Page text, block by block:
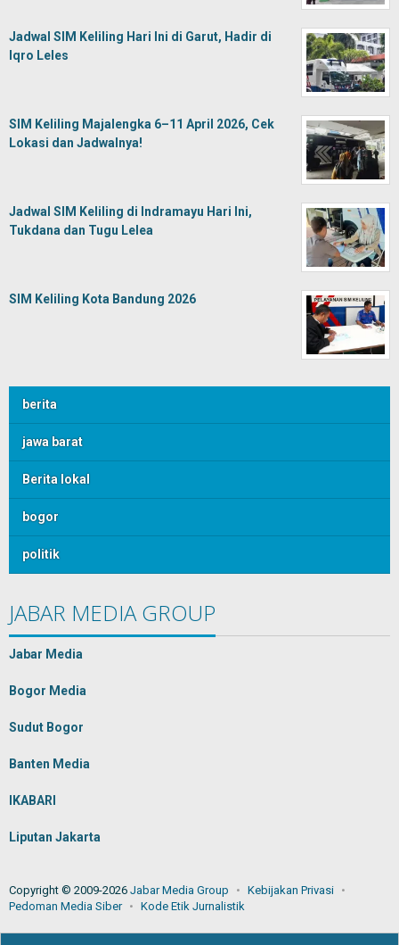
Jadwal SIM Keliling Hari Ini di Garut, Hadir di
Iqro Leles
SIM Keliling Majalengka 6–11 April 2026, Cek
Lokasi dan Jadwalnya!
Jadwal SIM Keliling di Indramayu Hari Ini,
Tukdana dan Tugu Lelea
SIM Keliling Kota Bandung 2026
berita
jawa barat
Berita lokal
bogor
politik
JABAR MEDIA GROUP
Jabar Media
Bogor Media
Sudut Bogor
Banten Media
IKABARI
Liputan Jakarta
Copyright © 2009-2026 Jabar Media Group
Kebijakan Privasi
Pedoman Media Siber
Kode Etik Jurnalistik